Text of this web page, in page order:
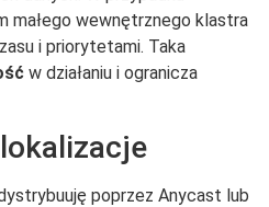
małego wewnętrznego klastra
i priorytetami. Taka
w działaniu i ogranicza
poprzez Anycast lub